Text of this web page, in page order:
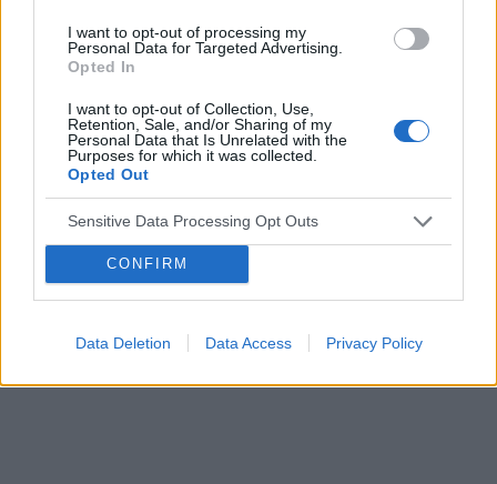
I want to opt-out of processing my
Personal Data for Targeted Advertising.
Opted In
I want to opt-out of Collection, Use,
Retention, Sale, and/or Sharing of my
Personal Data that Is Unrelated with the
Purposes for which it was collected.
Opted Out
Sensitive Data Processing Opt Outs
CONFIRM
Data Deletion Data Access Privacy Policy
Reklama: